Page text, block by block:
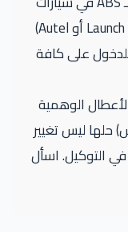
جيتور. ستحتاج لجهاز احترافي (Launch X431 أو Autel)
على كافة
الأعطال الوهمية
حلها ليس تغيير
التوكيل. اسأل